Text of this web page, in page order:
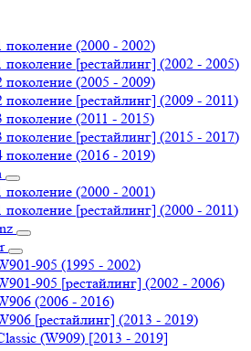
поколение (2000 - 2002)
поколение [рестайлинг] (2002 - 2005)
поколение (2005 - 2009)
поколение [рестайлинг] (2009 - 2011)
поколение (2011 - 2015)
поколение [рестайлинг] (2015 - 2017)
поколение (2016 - 2019)
поколение (2000 - 2001)
поколение [рестайлинг] (2000 - 2011)
905 (1995 - 2002)
905 [рестайлинг] (2002 - 2006)
(2006 - 2016)
[рестайлинг] (2013 - 2019)
(W909) [2013 - 2019]